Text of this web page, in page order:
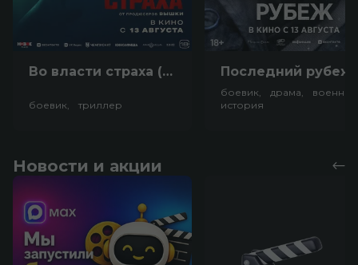
Во власти страха (18+)
боевик, триллер
боевик, драма,
история
Новости и акции